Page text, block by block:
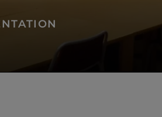
et de documentation - Objets d'art